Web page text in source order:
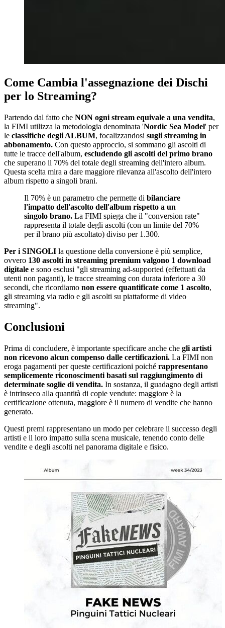
Come Cambia l'assegnazione dei Dischi
per lo Streaming?
Partendo dal fatto che NON ogni stream equivale a una vendita,
la FIMI utilizza la metodologia denominata 'Nordic Sea Model' per
le classifiche degli ALBUM, focalizzandosi sugli streaming in
abbonamento. Con questo approccio, si sommano gli ascolti di
tutte le tracce dell'album, escludendo gli ascolti del primo brano
che superano il 70% del totale degli streaming dell'intero album.
Questa scelta mira a dare maggiore rilevanza all'ascolto dell'intero
album rispetto a singoli brani.
Il 70% è un parametro che permette di bilanciare
l'impatto dell'ascolto dell'album rispetto a un
singolo brano. La FIMI spiega che il "conversion rate"
rappresenta il totale degli ascolti (con un limite del 70%
per il brano più ascoltato) diviso per 1.300.
Per i SINGOLI la questione della conversione è più semplice,
ovvero 130 ascolti in streaming premium valgono 1 download
digitale e sono esclusi "gli streaming ad-supported (effettuati da
utenti non paganti), le tracce streaming con durata inferiore a 30
secondi, che ricordiamo non essere quantificate come 1 ascolto,
gli streaming via radio e gli ascolti su piattaforme di video
streaming".
Conclusioni
Prima di concludere, è importante specificare anche che gli artisti
non ricevono alcun compenso dalle certificazioni. La FIMI non
eroga pagamenti per queste certificazioni poiché rappresentano
semplicemente riconoscimenti basati sul raggiungimento di
determinate soglie di vendita. In sostanza, il guadagno degli artisti
è intrinseco alla quantità di copie vendute: maggiore è la
certificazione ottenuta, maggiore è il numero di vendite che hanno
generato.
Questi premi rappresentano un modo per celebrare il successo degli
artisti e il loro impatto sulla scena musicale, tenendo conto delle
vendite e degli ascolti nel panorama digitale e fisico.